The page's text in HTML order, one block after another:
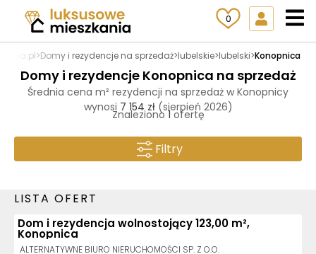
0
>Domy i rezydencje na sprzedaż>lubelskie>lubelski>Konopnica
Domy i rezydencje Konopnica na sprzedaż
Średnia cena m² rezydencji na sprzedaż w Konopnicy
wynosi 7 154 zł (sierpień 2026)
Znaleziono1ofertę
Filtry
LISTA OFERT
Dom i rezydencja wolnostojący 123,00 m²,
Konopnica
ALTERNATYWNE BIURO NIERUCHOMOŚCI SP. Z O.O.